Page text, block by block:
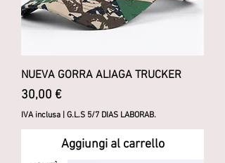
NUEVA GORRA ALIAGA TRUCKER
Prezzo
30,00 €
IVA inclusa G.L.S 5/7 DIAS LABORAB.
Aggiungi al carrello